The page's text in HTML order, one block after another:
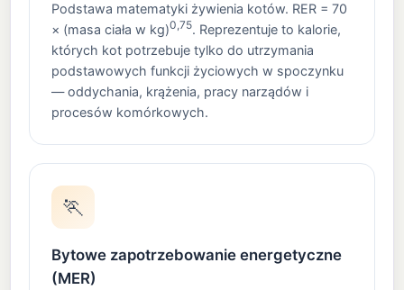
Podstawa matematyki żywienia kotów. RER = 70
× (masa ciała w kg)0,75. Reprezentuje to kalorie,
których kot potrzebuje tylko do utrzymania
podstawowych funkcji życiowych w spoczynku
— oddychania, krążenia, pracy narządów i
procesów komórkowych.
🏃
Bytowe zapotrzebowanie energetyczne
(MER)